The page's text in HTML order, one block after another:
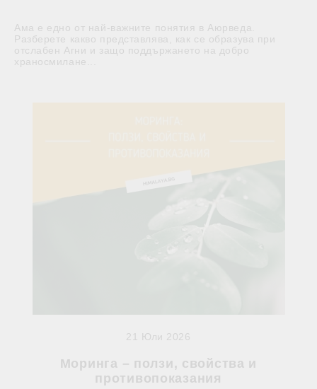
Ама е едно от най-важните понятия в Аюрведа.
Разберете какво представлява, как се образува при
отслабен Агни и защо поддържането на добро
храносмилане...
Моринга – ползи, свойства и
противопоказания
21 Юли 2026